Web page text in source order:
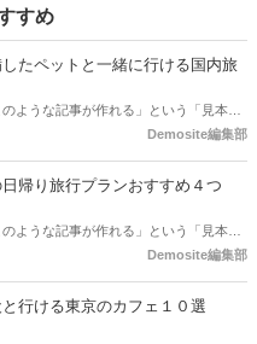
すめ
したペットと一緒に行ける国内旅
ような記事が作れる」という「見本」
Demosite編集部
帰り旅行プランおすすめ４つ
ような記事が作れる」という「見本」
Demosite編集部
行ける東京のカフェ１０選